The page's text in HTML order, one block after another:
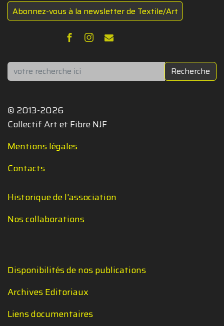
Abonnez-vous à la newsletter de Textile/Art
Rechercher Recherche
© 2013-2026
Collectif Art et Fibre NJF
Mentions légales
Contacts
Historique de l'association
Nos collaborations
Disponibilités de nos publications
Archives Editoriaux
Liens documentaires